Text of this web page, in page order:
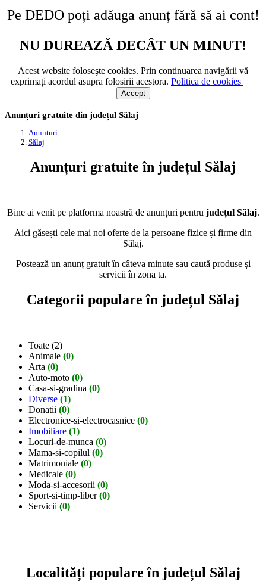
Prahova
Sibiu
Teleorman
Timiș
Vaslui
Pe DEDO poți adăuga anunț fără să ai cont!
NU DUREAZĂ DECÂT UN MINUT!
Acest website foloseşte cookies. Prin continuarea navigării vă
exprimați acordul asupra folosirii acestora. Politica de cookies
Accept
Anunțuri gratuite din județul Sălaj
Anunturi
Sălaj
Anunțuri gratuite în județul Sălaj
Bine ai venit pe platforma noastră de anunțuri pentru județul Sălaj.
Aici găsești cele mai noi oferte de la persoane fizice și firme din
Sălaj.
Postează un anunț gratuit în câteva minute sau caută produse și
servicii în zona ta.
Categorii populare în județul Sălaj
Toate (2)
Animale (0)
Arta (0)
Auto-moto (0)
Casa-si-gradina (0)
Diverse (1)
Donatii (0)
Electronice-si-electrocasnice (0)
Imobiliare (1)
Locuri-de-munca (0)
Mama-si-copilul (0)
Matrimoniale (0)
Medicale (0)
Moda-si-accesorii (0)
Sport-si-timp-liber(0)
Servicii (0)
Localități populare în județul Sălaj